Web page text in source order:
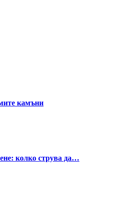
камъни
колко струва да…